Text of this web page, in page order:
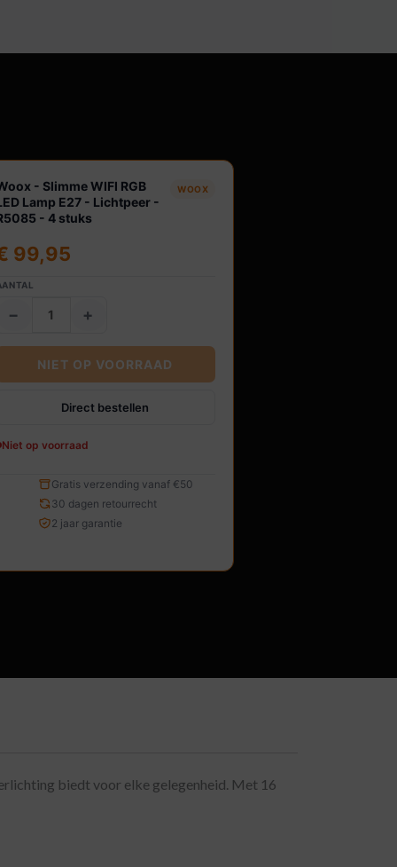
- Slimme WIFI RGB
Lamp E27 - Lichtpeer -
- 4 stuks
WOOX
99,95
− +
NIET OP VOORRAAD
Direct bestellen
Niet op voorraad
Gratis verzending vanaf €50
30 dagen retourrecht
2 jaar garantie
biedt voor elke gelegenheid. Met 16